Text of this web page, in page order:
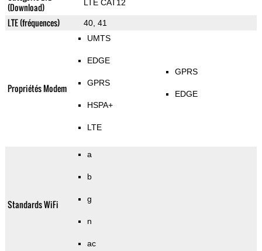
(Download)
LTE CAT12
LTE (fréquences) 40, 41
Propriétés Modem
UMTS
EDGE
GPRS
HSPA+
LTE
GPRS
EDGE
Standards WiFi
a
b
g
n
ac